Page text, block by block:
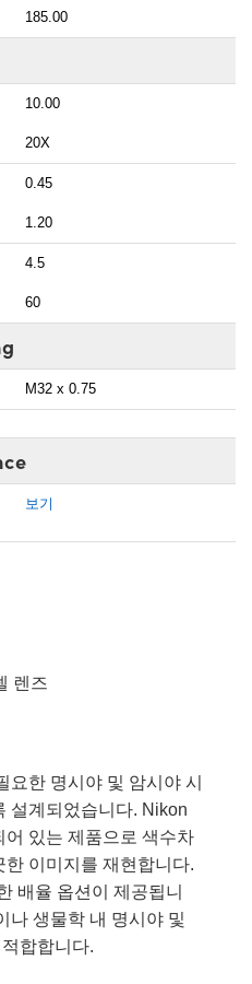
185.00
10.00
20X
0.45
1.20
4.5
60
M32 x 0.75
보기
렌즈
요한 명시야 및 암시야 시
설계되었습니다. Nikon
있는 제품으로 색수차
이미지를 재현합니다.
배율 옵션이 제공됩니
나 생물학 내 명시야 및
합합니다.